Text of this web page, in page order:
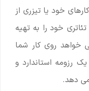
خود یا تیزری از
خود را به تهیه
خواهد روی کار شما
رزومه استاندارد و
دهد.